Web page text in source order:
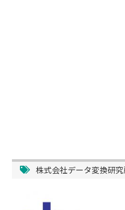
株式会社データ変換研